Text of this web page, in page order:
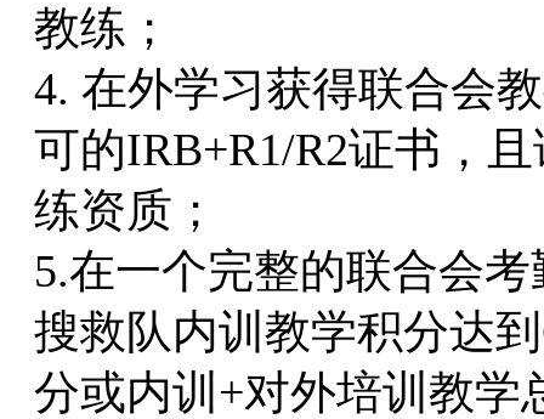
教练；
4. 在外学习获得联合会
可的IRB+R1/R2证书，
练资质；
5.在一个完整的联合会
搜救队内训教学积分达
分或内训+对外培训教学